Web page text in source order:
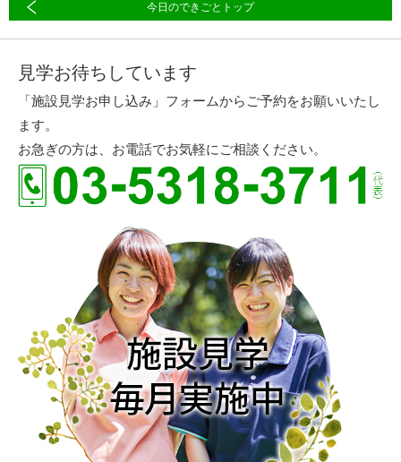
今日のできごとトップ
見学お待ちしています
「施設見学お申し込み」フォームからご予約をお願いいたし
ます。
お急ぎの方は、お電話でお気軽にご相談ください。